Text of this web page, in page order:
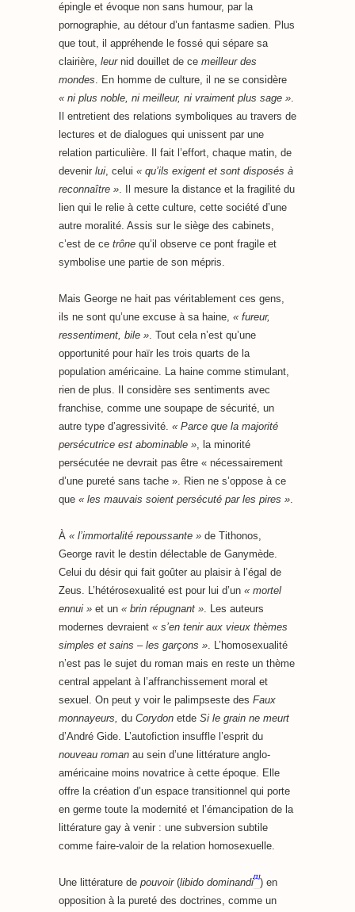
épingle et évoque non sans humour, par la
pornographie, au détour d’un fantasme sadien. Plus
que tout, il appréhende le fossé qui sépare sa
clairière, leurnid douillet de ce meilleur des
mondes. En homme de culture, il ne se considère
« ni plus noble, ni meilleur, ni vraiment plus sage ».
Il entretient des relations symboliques au travers de
lectures et de dialogues qui unissent par une
relation particulière. Il fait l’effort, chaque matin, de
devenir lui, celui « qu’ils exigent et sont disposés à
reconnaître ». Il mesure la distance et la fragilité du
lien qui le relie à cette culture, cette société d’une
autre moralité. Assis sur le siège des cabinets,
c’est de ce trône qu’il observe ce pont fragile et
symbolise une partie de son mépris.
Mais George ne hait pas véritablement ces gens,
ils ne sont qu’une excuse à sa haine, « fureur,
ressentiment, bile ». Tout cela n’est qu’une
opportunité pour haïr les trois quarts de la
population américaine. La haine comme stimulant,
rien de plus. Il considère ses sentiments avec
franchise, comme une soupape de sécurité, un
autre type d’agressivité. « Parce que la majorité
persécutrice est abominable », la minorité
persécutée ne devrait pas être « nécessairement
d’une pureté sans tache ». Rien ne s’oppose à ce
que « les mauvais soient persécuté par les pires ».
À « l’immortalité repoussante » de Tithonos,
George ravit le destin délectable de Ganymède.
Celui du désir qui fait goûter au plaisir à l’égal de
Zeus. L’hétérosexualité est pour lui d’un « mortel
ennui » et un « brin répugnant ». Les auteurs
modernes devraient « s’en tenir aux vieux thèmes
simples et sains – les garçons ». L’homosexualité
n’est pas le sujet du roman mais en reste un thème
central appelant à l’affranchissement moral et
sexuel. On peut y voir le palimpseste des Faux
monnayeurs, du Corydon etde Si le grain ne meurt
d’André Gide. L’autofiction insuffle l’esprit du
nouveau roman au sein d’une littérature anglo-
américaine moins novatrice à cette époque. Elle
offre la création d’un espace transitionnel qui porte
en germe toute la modernité et l’émancipation de la
littérature gay à venir : une subversion subtile
comme faire-valoir de la relation homosexuelle.
Une littérature de pouvoir(libido dominandi[1]) en
opposition à la pureté des doctrines, comme un